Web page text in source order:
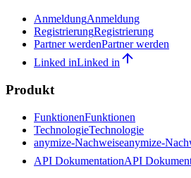
AnmeldungAnmeldung
RegistrierungRegistrierung
Partner werdenPartner werden
Linked inLinked in
Produkt
FunktionenFunktionen
TechnologieTechnologie
anymize-Nachweiseanymize-
API DokumentationAPI